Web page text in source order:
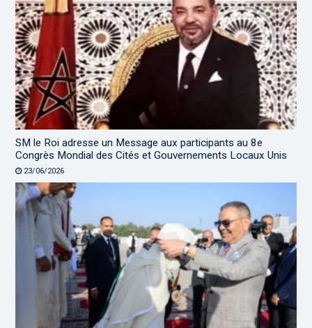
SM le Roi adresse un Message aux participants au 8e
Congrès Mondial des Cités et Gouvernements Locaux Unis
23/06/2026